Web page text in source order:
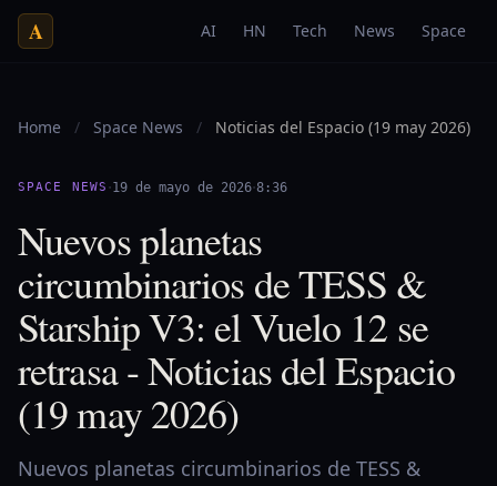
A AI HN Tech News Space
Home / Space News / Noticias del Espacio (19 may 2026)
SPACE NEWS ·19 de mayo de 2026·8:36
Nuevos planetas
circumbinarios de TESS &
Starship V3: el Vuelo 12 se
retrasa - Noticias del Espacio
(19 may 2026)
Nuevos planetas circumbinarios de TESS &